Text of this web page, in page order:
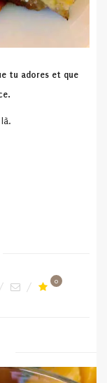
tu adores et que
0